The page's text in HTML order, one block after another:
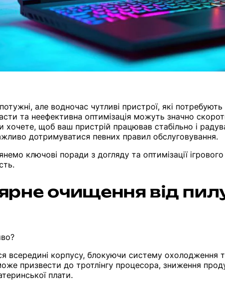
але водночас чутливі пристрої, які
та неефективна оптимізація можуть значно
хочете, щоб ваш пристрій працював стабільно і
дотримуватися певних правил обслуговування.
ключові поради з догляду та оптимізації
очищення від
всередині корпусу, блокуючи систему охолодження
призвести до тротлінгу процесора, зниження
плати.